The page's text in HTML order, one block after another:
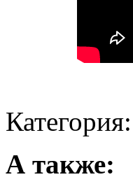
Категория:
А также: